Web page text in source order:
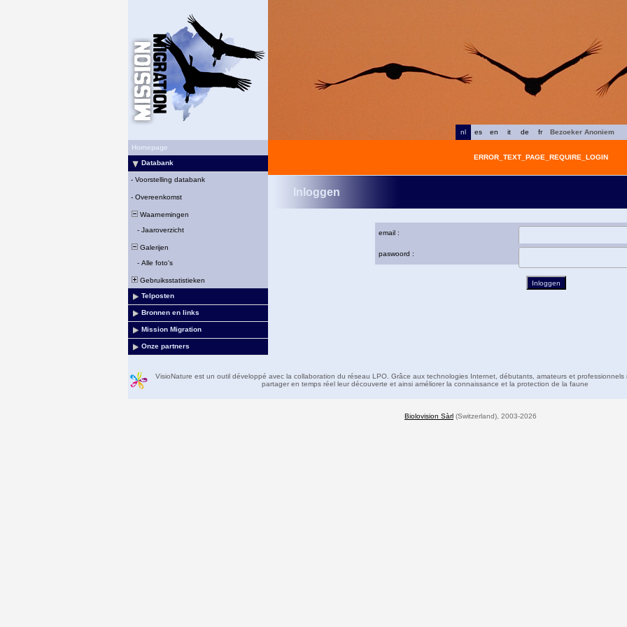
fr
de
it
en
es
nl
Bezoeker Anoniem
Homepage
Databank
- Voorstelling databank
- Overeenkomst
Waarnemingen
- Jaaroverzicht
Galerijen
- Alle foto's
Gebruiksstatistieken
Telposten
Bronnen en links
Mission Migration
Onze partners
ERROR_TEXT_PAGE_REQUIRE_LOGIN
Inloggen
email :
paswoord :
VisioNature est un outil développé avec la collaboration du réseau LPO. Grâce aux technologies Internet, débutants, amateurs et professionnels
partager en temps réel leur découverte et ainsi améliorer la connaissance et la protection de la faune
Biolovision Sàrl (Switzerland), 2003-2026